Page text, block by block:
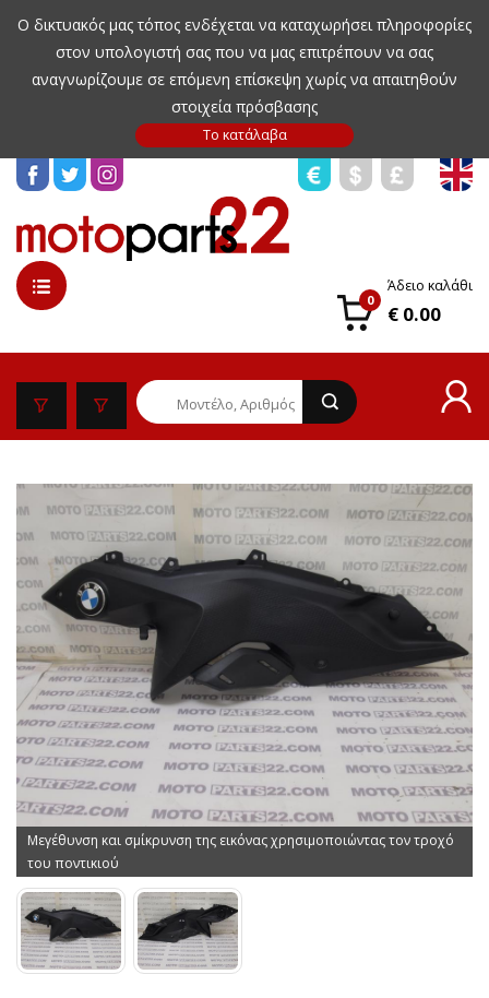
Ο δικτυακός μας τόπος ενδέχεται να καταχωρήσει πληροφορίες
στον υπολογιστή σας που να μας επιτρέπουν να σας
αναγνωρίζουμε σε επόμενη επίσκεψη χωρίς να απαιτηθούν
στοιχεία πρόσβασης
0
Άδειο καλάθι
€ 0.00
Μεγέθυνση και σμίκρυνση της εικόνας χρησιμοποιώντας τον τροχό
του ποντικιού